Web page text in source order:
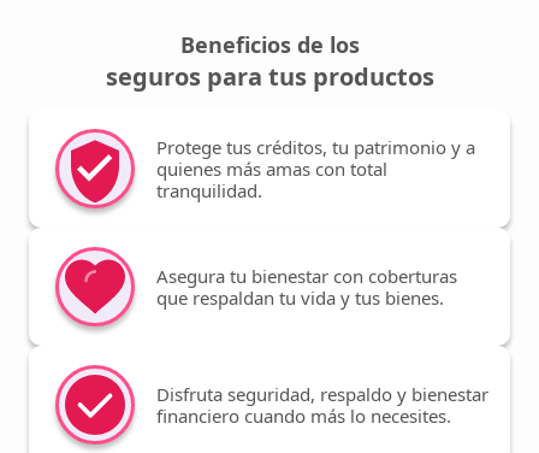
Beneficios de los
seguros para tus productos
Protege tus créditos, tu patrimonio y a
quienes más amas con total
tranquilidad.
Asegura tu bienestar con coberturas
que respaldan tu vida y tus bienes.
Disfruta seguridad, respaldo y bienestar
financiero cuando más lo necesites.